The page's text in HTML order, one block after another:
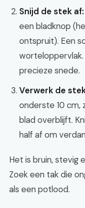
Snijd de stek af:
een bladknop
ontspruit). Een
precieze snede.
Verwerk de
onderste 10
blad overblijft.
half af om
Het is bruin, stevig
Zoek een tak die
als een potlood.